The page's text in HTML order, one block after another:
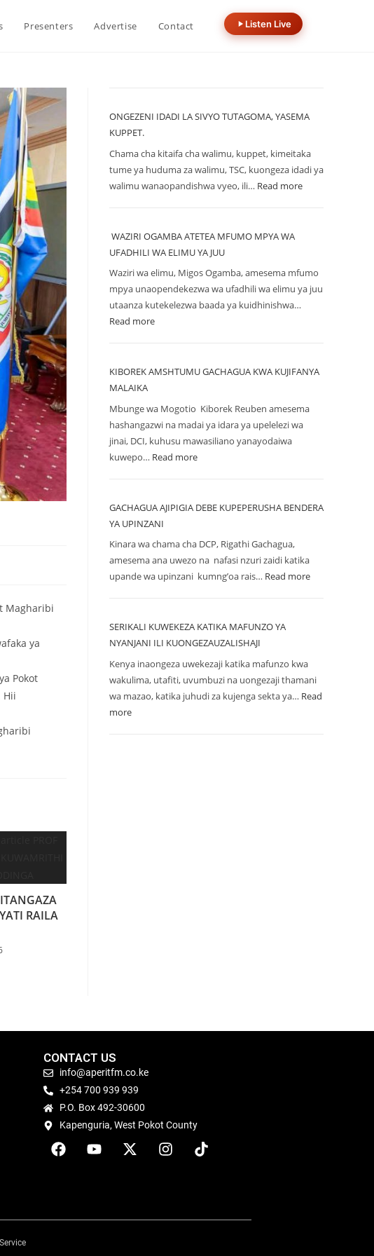
Presenters Advertise Contact Listen Live
Magharibi
ya
Pokot
Hii
RAILA
ONGEZENI IDADI LA SIVYO TUTAGOMA, YASEMA
KUPPET.
Chama cha kitaifa cha walimu, kuppet, kimeitaka
tume ya huduma za walimu, TSC, kuongeza idadi ya
walimu wanaopandishwa vyeo, ili… Read more
WAZIRI OGAMBA ATETEA MFUMO MPYA WA
UFADHILI WA ELIMU YA JUU
Waziri wa elimu, Migos Ogamba, amesema mfumo
mpya unaopendekezwa wa ufadhili wa elimu ya juu
utaanza kutekelezwa baada ya kuidhinishwa…
Read more
KIBOREK AMSHTUMU GACHAGUA KWA KUJIFANYA
MALAIKA
Mbunge wa Mogotio Kiborek Reuben amesema
hashangazwi na madai ya idara ya upelelezi wa
jinai, DCI, kuhusu mawasiliano yanayodaiwa
kuwepo… Read more
GACHAGUA AJIPIGIA DEBE KUPEPERUSHA BENDERA
YA UPINZANI
Kinara wa chama cha DCP, Rigathi Gachagua,
amesema ana uwezo na nafasi nzuri zaidi katika
upande wa upinzani kumng’oa rais… Read more
SERIKALI KUWEKEZA KATIKA MAFUNZO YA
NYANJANI ILI KUONGEZAUZALISHAJI
Kenya inaongeza uwekezaji katika mafunzo kwa
wakulima, utafiti, uvumbuzi na uongezaji thamani
wa mazao, katika juhudi za kujenga sekta ya… Read
more
CONTACT US
info@aperitfm.co.ke
+254 700 939 939
P.O. Box 492-30600
Kapenguria, West Pokot County